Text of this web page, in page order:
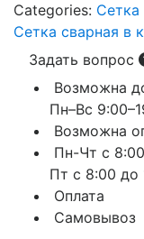
Categories: Сетка
Сетка сварная в
Задать вопрос
Возможна
Пн–Вс
Возможна
Пн-Чт с
Пт с 8:00 до
Оплата
Самовывоз